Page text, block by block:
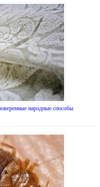
народные способы